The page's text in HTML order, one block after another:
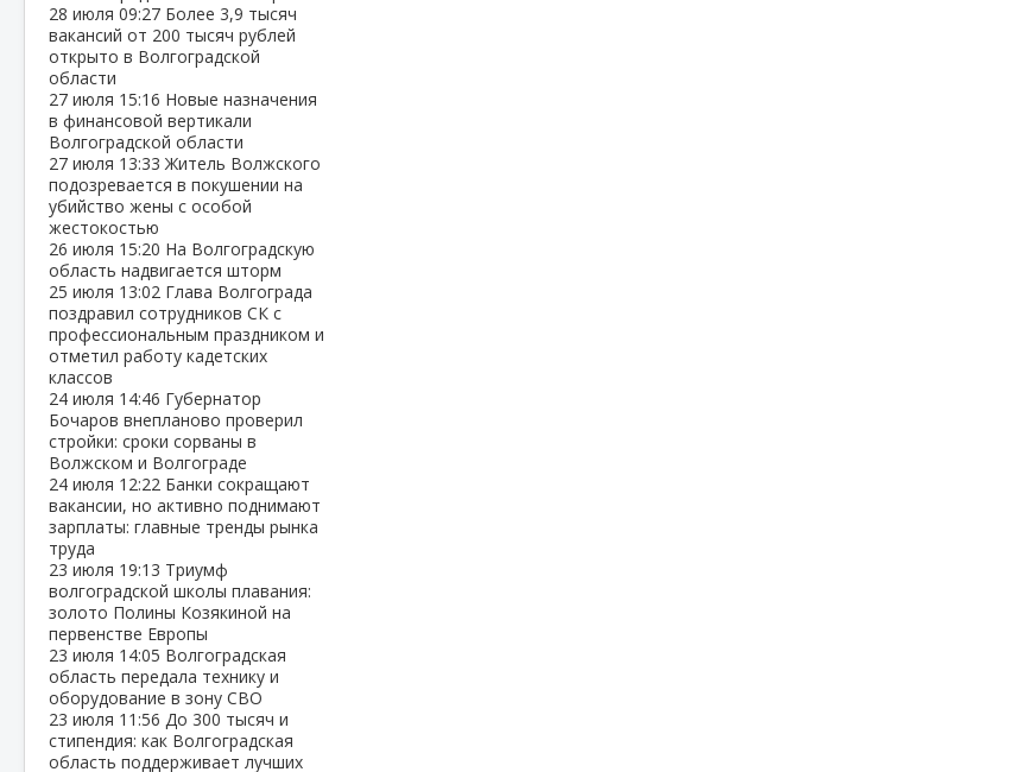
28 июля 09:27 Более 3,9 тысяч
вакансий от 200 тысяч рублей
открыто в Волгоградской
области
27 июля 15:16 Новые назначения
в финансовой вертикали
Волгоградской области
27 июля 13:33Житель Волжского
подозревается в покушении на
убийство жены с особой
жестокостью
26 июля 15:20 На Волгоградскую
область надвигается шторм
25 июля 13:02 Глава Волгограда
поздравил сотрудников СК с
профессиональным праздником и
отметил работу кадетских
классов
24 июля 14:46 Губернатор
Бочаров внепланово проверил
стройки: сроки сорваны в
Волжском и Волгограде
24 июля 12:22 Банки сокращают
вакансии, но активно поднимают
зарплаты: главные тренды рынка
труда
23 июля 19:13 Триумф
волгоградской школы плавания:
золото Полины Козякиной на
первенстве Европы
23 июля 14:05 Волгоградская
область передала технику и
оборудование в зону СВО
23 июля 11:56 До 300 тысяч и
стипендия: как Волгоградская
область поддерживает лучших